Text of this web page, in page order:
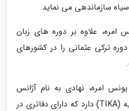
سازماندهی می نماید.
علاوه بر دوره های زبان
دوره ترکی عثمانی را در کشورهای
یونس امره، نهادی به نام آژانس
همکاری و هماهنگی ترکیه (TIKA) دارد که دارای دفاتری در